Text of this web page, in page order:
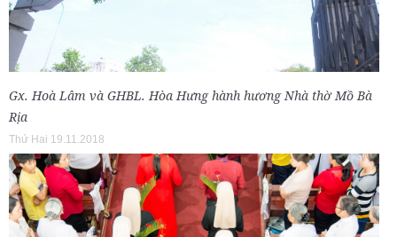
Gx. Hoà Lâm và GHBL. Hòa Hưng hành hương Nhà thờ Mồ Bà
Rịa
Thứ Hai 19.11.2018